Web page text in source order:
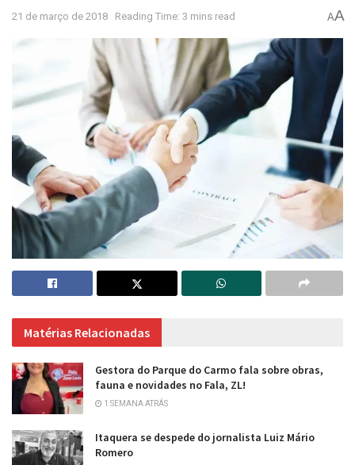
21 de março de 2018 Reading Time: 3 mins read AA
Matérias Relacionadas
Gestora do Parque do Carmo fala sobre obras,
fauna e novidades no Fala, ZL!
1 SEMANA ATRÁS
Itaquera se despede do jornalista Luiz Mário
Romero